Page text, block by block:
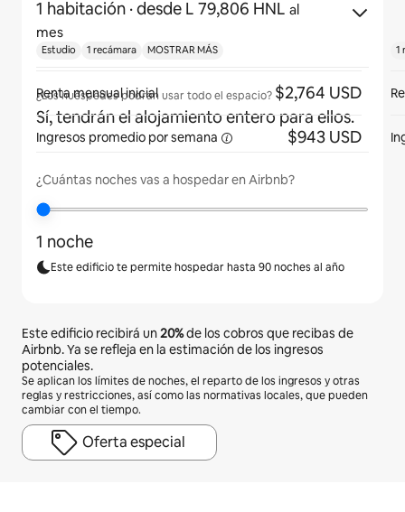
1 habitación · desde L 79,806 HNL al
mes
¿Los huéspedes podrán usar todo el espacio?
Sí, tendrán el alojamiento entero para ellos.
¿Cuántas noches vas a hospedar en Airbnb?
1 noche
Este edificio te permite hospedar hasta 90 noches al año
Este edificio recibirá un20%de los cobros que recibas de
Airbnb. Ya se refleja en la estimación de los ingresos
potenciales.
Se aplican los límites de noches, el reparto de los ingresos y otras
reglas y restricciones, así como las normativas locales, que pueden
cambiar con el tiempo.
Oferta especial
Estudio 1 recámara MOSTRAR MÁS
Renta mensual inicial $2,764 USD
Ingresos promedio porsemana $943 USD
1